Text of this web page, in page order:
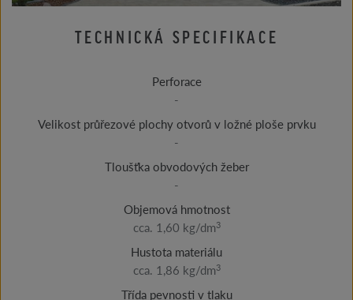
TECHNICKÁ SPECIFIKACE
Perforace
-
Velikost průřezové plochy otvorů v ložné ploše prvku
-
Tloušťka obvodových žeber
-
Objemová hmotnost
cca. 1,60 kg/dm3
Hustota materiálu
cca. 1,86 kg/dm3
Třída pevnosti v tlaku